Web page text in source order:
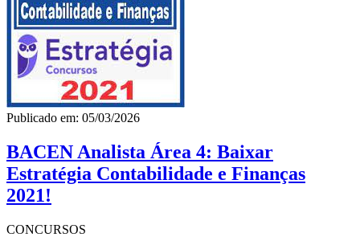
Publicado em: 05/03/2026
BACEN Analista Área 4: Baixar
Estratégia Contabilidade e Finanças
2021!
CONCURSOS